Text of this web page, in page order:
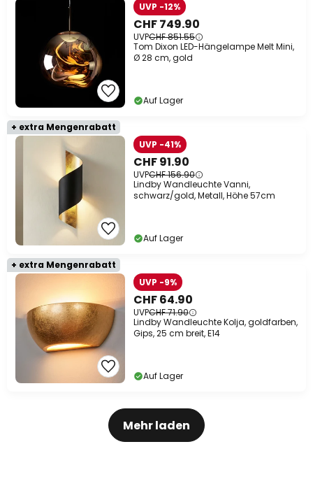
CHF 749.90
UVPCHF 851.55
UVP -12%
Tom Dixon LED-Hängelampe Melt Mini,
Ø 28 cm, gold
Auf Lager
+ extra Mengenrabatt
CHF 91.90
UVPCHF 156.90
UVP -41%
Lindby Wandleuchte Vanni,
schwarz/gold, Metall, Höhe 57cm
Auf Lager
+ extra Mengenrabatt
CHF 64.90
UVPCHF 71.90
UVP -9%
Lindby Wandleuchte Kolja, goldfarben,
Gips, 25 cm breit, E14
Auf Lager
Mehr laden